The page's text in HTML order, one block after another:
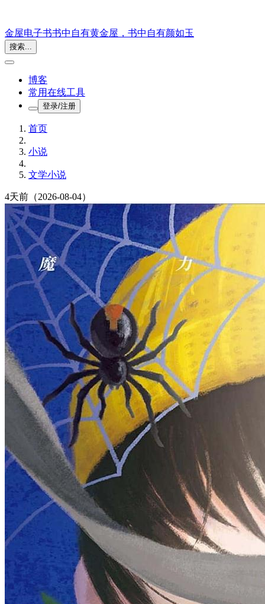
金屋电子书书中自有黄金屋，书中自有颜如玉
搜索...
博客
常用在线工具
登录/注册
首页
小说
文学小说
4天前 （2026-08-04）